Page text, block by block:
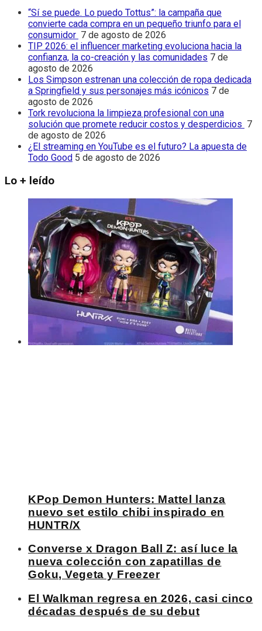
“Sí se puede. Lo puedo Tottus”: la campaña que
convierte cada compra en un pequeño triunfo para el
consumidor 7 de agosto de 2026
TIP 2026: el influencer marketing evoluciona hacia la
confianza, la co-creación y las comunidades 7 de
agosto de 2026
Los Simpson estrenan una colección de ropa dedicada
a Springfield y sus personajes más icónicos 7 de
agosto de 2026
Tork revoluciona la limpieza profesional con una
solución que promete reducir costos y desperdicios 7
de agosto de 2026
¿El streaming en YouTube es el futuro? La apuesta de
Todo Good 5 de agosto de 2026
Lo + leído
KPop Demon Hunters: Mattel lanza
nuevo set estilo chibi inspirado en
HUNTR/X
Converse x Dragon Ball Z: así luce la
nueva colección con zapatillas de
Goku, Vegeta y Freezer
El Walkman regresa en 2026, casi cinco
décadas después de su debut